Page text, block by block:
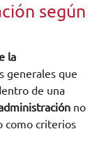
según
la
generales que
de una
no
como criterios